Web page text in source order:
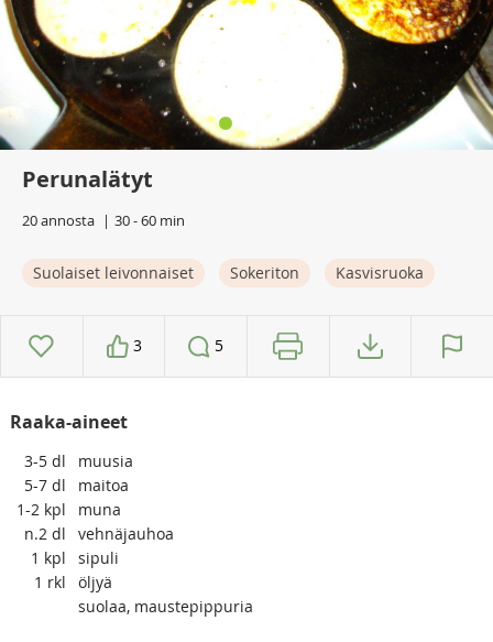
Perunalätyt
20 annosta 30 - 60 min
Suolaiset leivonnaiset Sokeriton Kasvisruoka
3 5
Raaka-aineet
3-5 dl
muusia
5-7 dl
maitoa
1-2 kpl
muna
n.2 dl
vehnäjauhoa
1 kpl
sipuli
1 rkl
öljyä
suolaa, maustepippuria